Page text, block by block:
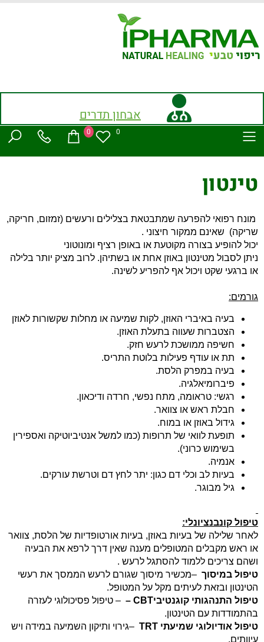
אבחון תדרים
0 0
טינטון
מונח רפואי להפרעה שמתבטאת בצלילים ורעשים (זמזום, חריקה,
שריקה) שאינם ממקור חיצוני .
יכול להופיע בצורה מקוטעת או באופן רציף ומונוטוני
ניתן לסבול מטינטון באוזן אחת או בשתיהן. לרוב מציק יותר בלילה
או ברגעי שקט ויכול אף להפריע לשינה.
גורמים:
בעיה באיברי האוזן, לקות שמיעה או מחלות שקשורות לאוזן
הצטברות שעווה בתעלת האוזן.
חשיפה ממושכת לרעש חזק.
תת או עודף פעילות בלוטת התריס.
בעיה במפרק הלסת.
פיברומיאלגיה.
רגשי: טראומה, מתח נפשי, חרדה ודיכאון.
חבלת ראש או צוואר.
גידול באוזן או במוח.
תופעת לוואי של תרופות (כמו למשל אנטיביוטיקה ואספירין
בשימוש כרוני).
אנמיה.
בעיות לב וכלי דם כגון: יתר לחץ דם וטרשת עורקים.
גיל מבוגר.
טיפול קונבנציונלי:
לאחר שלילה של בעיות באוזן, בעיות אורטופדיות של הלסת, צוואר
או ראש מקבלים המטופלים מענה שאין דרך לרפא את הבעיה
ושהם צריכים ללמוד להסתגל לרעש .
טיפול במיסוך –מכשיר מיסוך שגורם לרעש הממסך את רעשי
הטינטון ובזאת לעיתים מקל על המטופל.
טיפול התנהגותי קוגנטיבי– CBT
– טיפול פסיכולוגי לעזרה
בהתמודדות עם הטינטון.
טיפול אודיולוגי שמיעתי TRT
–גירוי ותיקון השמיעה במידה ויש
עיוותים.